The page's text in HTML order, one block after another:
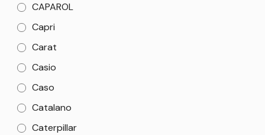
CAPAROL
Capri
Carat
Casio
Caso
Catalano
Caterpillar